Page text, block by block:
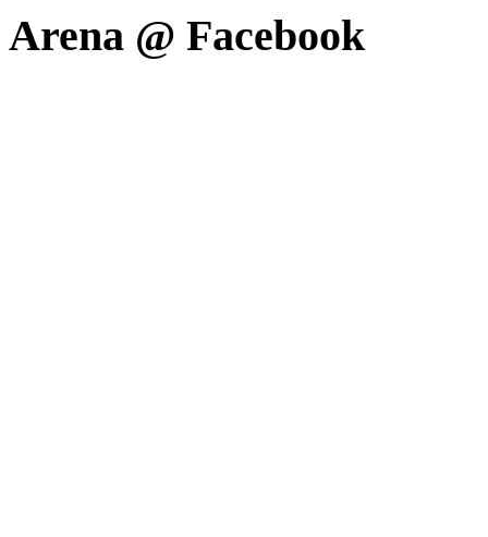
Arena @ Facebook